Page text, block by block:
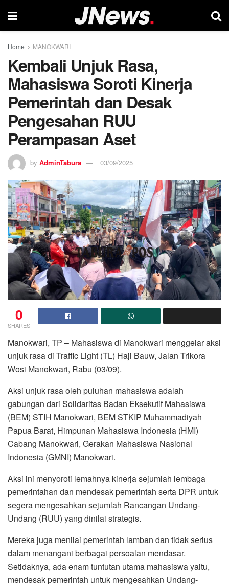
Home MANOKWARI
Kembali Unjuk Rasa,
Mahasiswa Soroti Kinerja
Pemerintah dan Desak
Pengesahan RUU
Perampasan Aset
by AdminTabura 03/09/2025
0
SHARES
Manokwari, TP – Mahasiswa di Manokwari menggelar aksi
unjuk rasa di Traffic Light (TL) Haji Bauw, Jalan Trikora
Wosi Manokwari, Rabu (03/09).
Aksi unjuk rasa oleh puluhan mahasiswa adalah
gabungan dari Solidaritas Badan Eksekutif Mahasiswa
(BEM) STIH Manokwari, BEM STKIP Muhammadiyah
Papua Barat, Himpunan Mahasiswa Indonesia (HMI)
Cabang Manokwari, Gerakan Mahasiswa Nasional
Indonesia (GMNI) Manokwari.
Aksi ini menyoroti lemahnya kinerja sejumlah lembaga
pemerintahan dan mendesak pemerintah serta DPR untuk
segera mengesahkan sejumlah Rancangan Undang-
Undang (RUU) yang dinilai strategis.
Mereka juga menilai pemerintah lamban dan tidak serius
dalam menangani berbagai persoalan mendasar.
Setidaknya, ada enam tuntutan utama mahasiswa yaitu,
mendesak pemerintah untuk mengesahkan Undang-